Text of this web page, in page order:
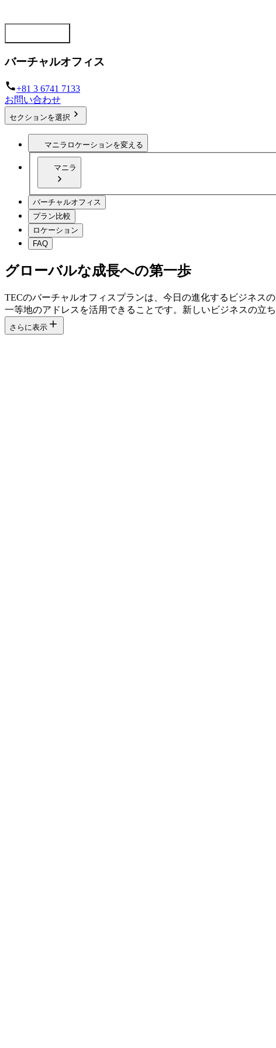
バーチャルオフィス
+81 3 6741 7133
お問い合わせ
セクションを選択
マニラ ロケーションを変える
マニラ
バーチャルオフィス
プラン比較
ロケーション
FAQ
グローバルな成長への第一歩
TECのバーチャルオフィスプランは、今日の進化するビジネス
一等地のアドレスを活用できることです。新しいビジネスの立
さらに表示